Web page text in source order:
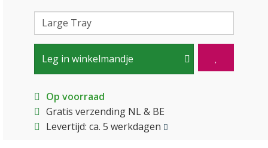
Leg in winkelmandje
Op voorraad
Gratis verzending NL & BE
Levertijd: ca. 5 werkdagen